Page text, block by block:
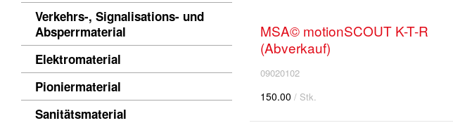
Verkehrs-, Signalisations- und
Absperrmaterial
Elektromaterial
Pioniermaterial
Sanitätsmaterial
MSA© motionSCOUT K-T-R
(Abverkauf)
09020102
150.00 / Stk.